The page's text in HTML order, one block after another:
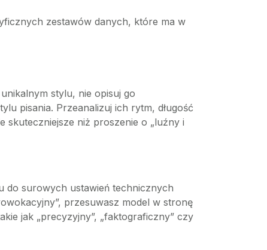
zestawów danych, które ma w
stylu, nie opisuj go
pisania. Przeanalizuj ich rytm, długość
skuteczniejsze niż proszenie o „luźny i
do surowych ustawień technicznych
przesuwasz model w stronę
jak „precyzyjny”, „faktograficzny” czy